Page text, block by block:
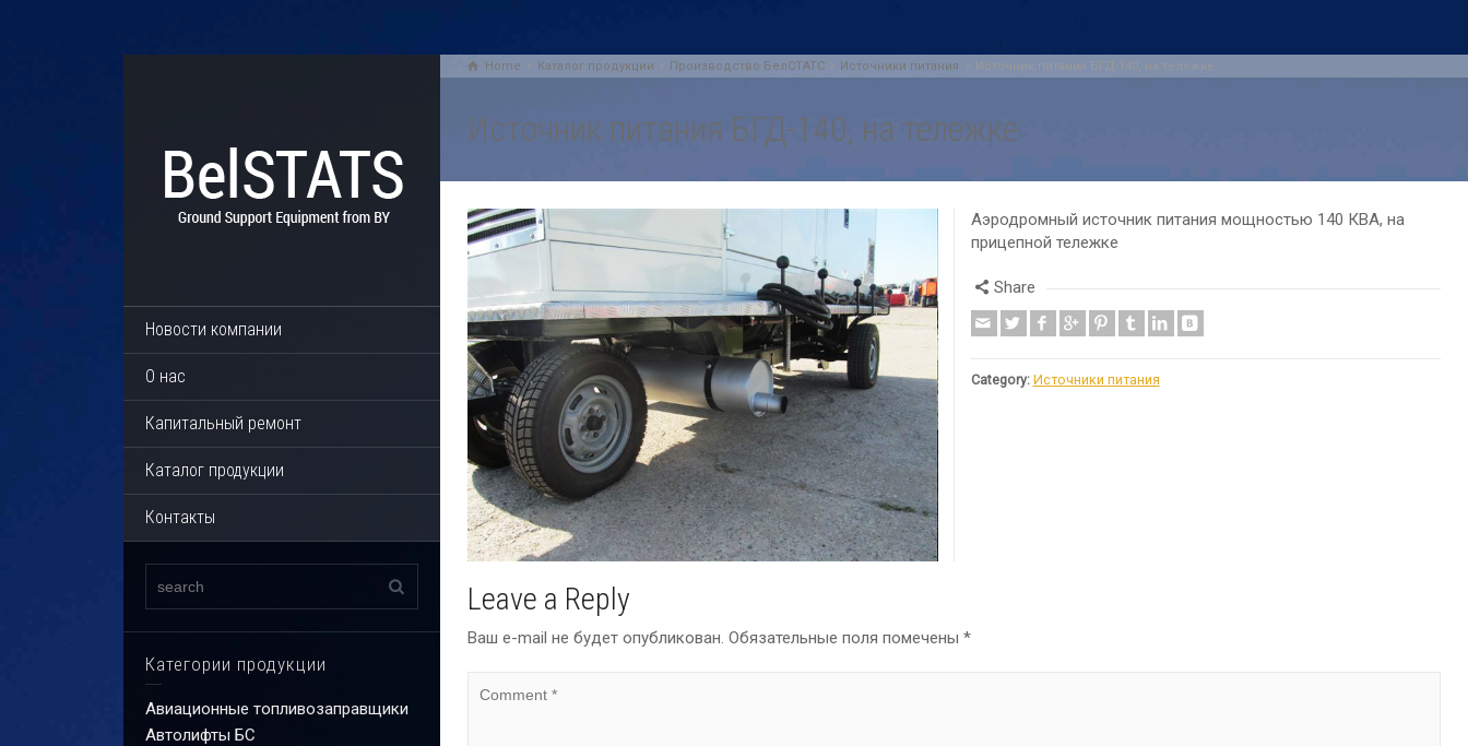
Новости компании
О нас
Капитальный ремонт
Каталог продукции
Контакты
Категории продукции
Авиационные топливозаправщики
Автолифты БС
Home Каталог продукции Производство БелСТАТС Источники питания Источник питания БГД-140, на тележке
Источник питания БГД-140, на тележке
Аэродромный источник питания мощностью 140 КВА, на
прицепной тележке
Share
Category: Источники питания
Leave a Reply
Ваш e-mail не будет опубликован. Обязательные поля помечены*